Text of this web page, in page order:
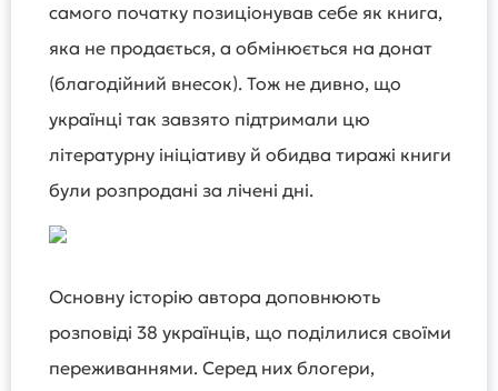
самого початку позиціонував себе як книга,
яка не продається, а обмінюється на донат
(благодійний внесок). Тож не дивно, що
українці так завзято підтримали цю
літературну ініціативу й обидва тиражі книги
були розпродані за лічені дні.
Основну історію автора доповнюють
розповіді 38 українців, що поділилися своїми
переживаннями. Серед них блогери,